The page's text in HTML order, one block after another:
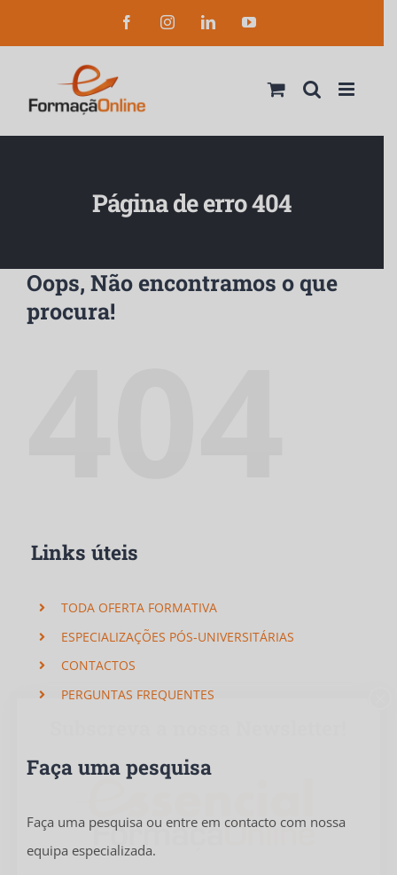
to
FacebookInstagramLinkedInYouTube
Página de erro 404
Oops, Não encontramos o que
procura!
Links úteis
TODA OFERTA FORMATIVA
ESPECIALIZAÇÕES PÓS-UNIVERSITÁRIAS
CONTACTOS
PERGUNTAS FREQUENTES
Faça uma pesquisa
Faça uma pesquisa ou entre em contacto com nossa
equipa especializada.